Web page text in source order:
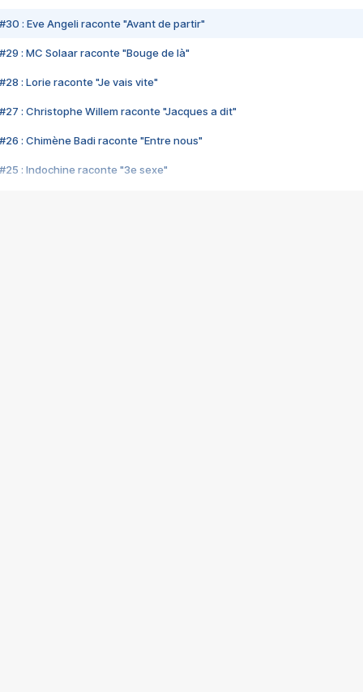
#30 : Eve Angeli raconte "Avant de partir"
#29 : MC Solaar raconte "Bouge de là"
#28 : Lorie raconte "Je vais vite"
#27 : Christophe Willem raconte "Jacques a dit"
#26 : Chimène Badi raconte "Entre nous"
#25 : Indochine raconte "3e sexe"